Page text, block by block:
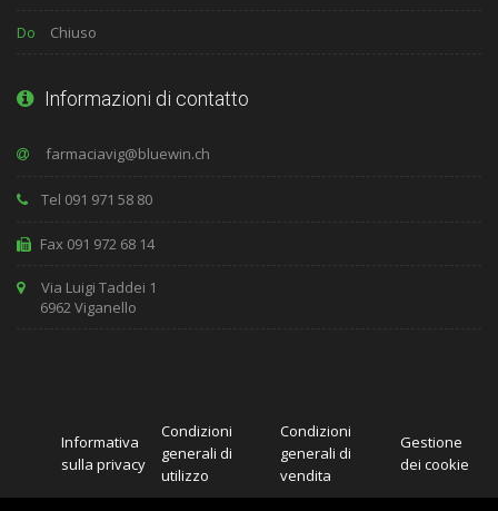
Do Chiuso
Informazioni di contatto
Tel 091 971 58 80
Fax 091 972 68 14
Via Luigi Taddei 1
6962 Viganello
Informativa
sulla privacy
Condizioni
generali di
utilizzo
Condizioni
generali di
vendita
Gestione
dei cookie